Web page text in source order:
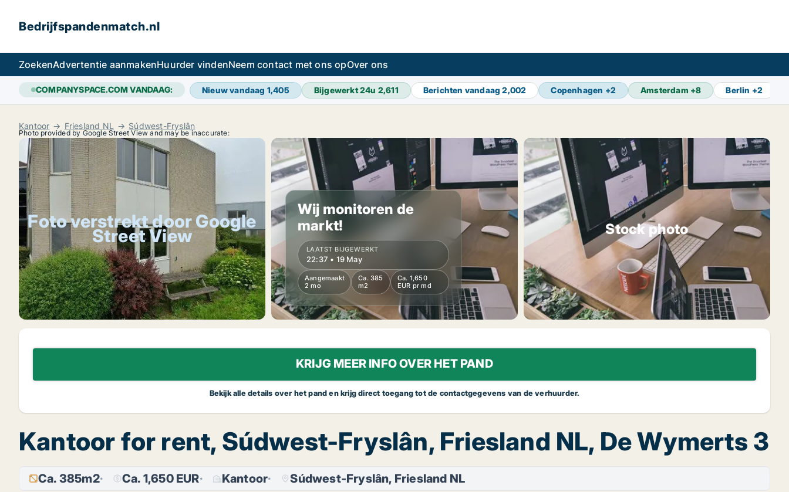
Bedrijfspandenmatch.nl
ZoekenAdvertentie aanmakenHuurder vindenNeem contact met ons opOver ons
COMPANYSPACE.COM VANDAAG: Nieuw vandaag 1,405 Bijgewerkt 24u 2,611 Berichten vandaag2,002 Copenhagen +2 Amsterdam +8 Berlin +2
Kantoor Friesland NL Súdwest-Fryslân
Photo provided by Google Street View and may be inaccurate:
Foto verstrekt door Google
Street View
Wij monitoren de
markt!
LAATST BIJGEWERKT
22:37 • 19 May
Aangemaakt
2 mo
Ca. 385
m2
Ca. 1,650
EUR pr md
Stock photo
KRIJG MEER INFO OVER HET PAND
Bekijk alle details over het pand en krijg direct toegang tot de contactgegevens van de verhuurder.
Kantoor for rent, Súdwest-Fryslân, Friesland NL, De Wymerts 3
Ca. 385m2 Ca. 1,650 EUR Kantoor Súdwest-Fryslân, Friesland NL